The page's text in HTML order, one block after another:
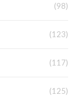
(98)
(123)
(117)
(125)